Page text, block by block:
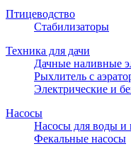
Птицеводство
Стабилизаторы
Техника для дачи
Дачные наливные
Рыхлитель с
Электрические и
Насосы
Насосы для воды и
Фекальные насосы